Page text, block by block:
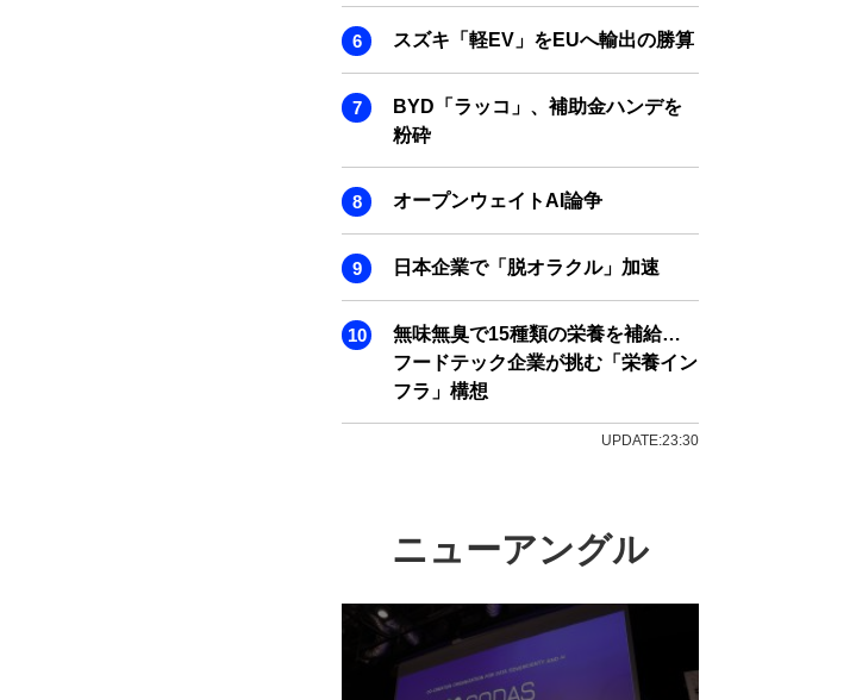
スズキ「軽EV」をEUへ輸出の勝算
BYD「ラッコ」、補助金ハンデを
粉砕
オープンウェイトAI論争
日本企業で「脱オラクル」加速
無味無臭で15種類の栄養を補給…
フードテック企業が挑む「栄養イン
フラ」構想
UPDATE:23:30
ニューアングル